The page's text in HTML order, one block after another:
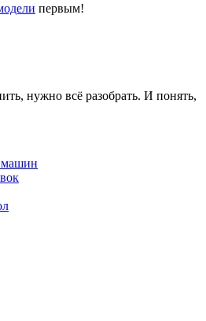
первым!
нужно всё разобрать. И понять,
машин